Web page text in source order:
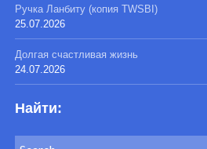
Ручка Ланбиту (копия TWSBI)
25.07.2026
Долгая счастливая жизнь
24.07.2026
Найти: